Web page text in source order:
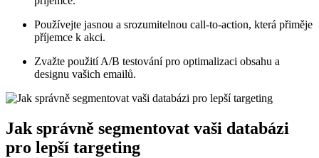
Používejte jasnou a srozumitelnou call-to-action, která přiměje
příjemce k akci.
Zvažte použití A/B testování pro optimalizaci obsahu a
designu vašich emailů.
Jak správně segmentovat vaši databázi
pro lepší targeting